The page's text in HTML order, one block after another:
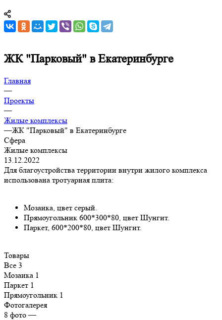
ЖК "Парковый" в Екатеринбурге
Главная
—
Проекты
—
Жилые комплексы
—ЖК "Парковый" в Екатеринбурге
Сфера
Жилые комплексы
13.12.2022
Для благоустройства территории внутри жилого комплекса
использована тротуарная плита:
Мозаика, цвет серый.
Прямоугольник 600*300*80, цвет Шунгит.
Паркет, 600*200*80, цвет Шунгит.
Товары
Все 3
Мозаика 1
Паркет 1
Прямоугольник 1
Фотогалерея
8 фото—